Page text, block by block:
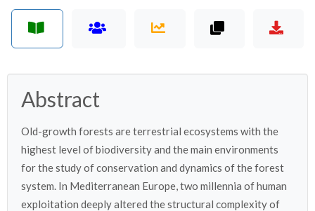
Abstract
Old-growth forests are terrestrial ecosystems with the
highest level of biodiversity and the main environments
for the study of conservation and dynamics of the forest
system. In Mediterranean Europe, two millennia of human
exploitation deeply altered the structural complexity of